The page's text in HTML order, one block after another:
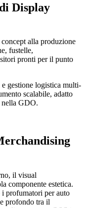
Display
alla produzione
fustelle,
pronti per il punto
gestione logistica multi-
scalabile, adatto
nella GDO.
il visual
componente estetica.
profumatori per auto
profondo tra il